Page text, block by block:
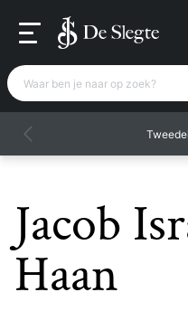
Waar ben je naar op zoek?
Jacob
Haan